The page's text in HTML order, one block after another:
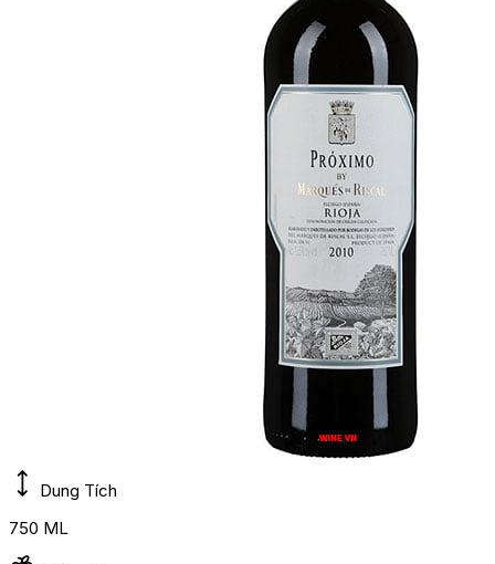
Dung Tích
750 ML